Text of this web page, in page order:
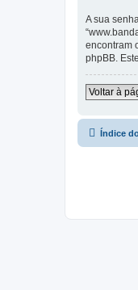
A sua
encontram
phpBB.
Voltar à
Índice